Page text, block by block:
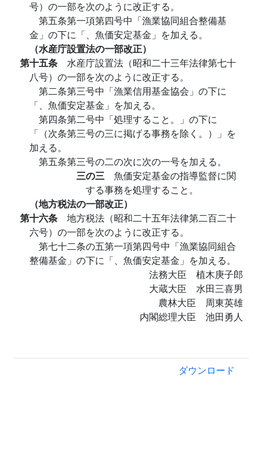
号）の一部を次のように改正する。
第五条第一項第四号中「漁業協同組合整備基
金」の下に「、魚価安定基金」を加える。
（水産庁設置法の一部改正）
第十五条 水産庁設置法（昭和二十三年法律第七十
八号）の一部を次のように改正する。
第二条第三号中「漁業信用基金協会」の下に
「、魚価安定基金」を加える。
第四条第二号中「処理すること。」の下に
「（次条第三号の三に掲げる事務を除く。）」を
加える。
第五条第三号の二の次に次の一号を加える。
三の三 魚価安定基金の指導監督に関
する事務を処理すること。
（地方税法の一部改正）
第十六条 地方税法（昭和二十五年法律第二百二十
六号）の一部を次のように改正する。
第七十二条の五第一項第四号中「漁業協同組合
整備基金」の下に「、魚価安定基金」を加える。
法務大臣 植木庚子郎
大蔵大臣 水田三喜男
農林大臣 周東英雄
内閣総理大臣 池田勇人
ダウンロード